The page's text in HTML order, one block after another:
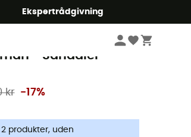
Ekspertrådgivning
Vandresandaler
- Sandaler -
kr -17%
produkter, uden